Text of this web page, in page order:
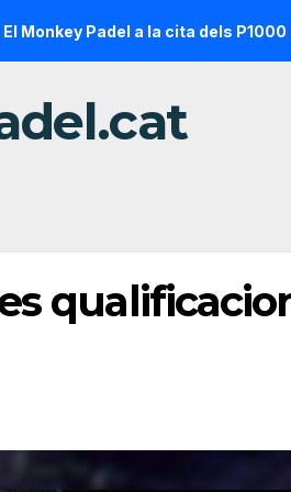
a la cita dels P1000 a partir de